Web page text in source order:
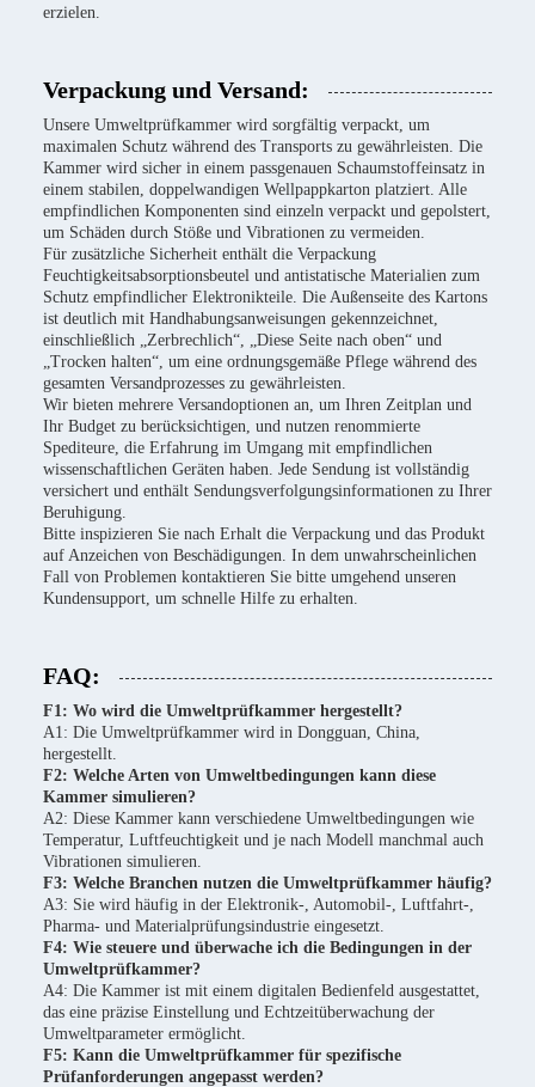
erzielen.
Verpackung und Versand:
Unsere Umweltprüfkammer wird sorgfältig verpackt, um
maximalen Schutz während des Transports zu gewährleisten. Die
Kammer wird sicher in einem passgenauen Schaumstoffeinsatz in
einem stabilen, doppelwandigen Wellpappkarton platziert. Alle
empfindlichen Komponenten sind einzeln verpackt und gepolstert,
um Schäden durch Stöße und Vibrationen zu vermeiden.
Für zusätzliche Sicherheit enthält die Verpackung
Feuchtigkeitsabsorptionsbeutel und antistatische Materialien zum
Schutz empfindlicher Elektronikteile. Die Außenseite des Kartons
ist deutlich mit Handhabungsanweisungen gekennzeichnet,
einschließlich „Zerbrechlich“, „Diese Seite nach oben“ und
„Trocken halten“, um eine ordnungsgemäße Pflege während des
gesamten Versandprozesses zu gewährleisten.
Wir bieten mehrere Versandoptionen an, um Ihren Zeitplan und
Ihr Budget zu berücksichtigen, und nutzen renommierte
Spediteure, die Erfahrung im Umgang mit empfindlichen
wissenschaftlichen Geräten haben. Jede Sendung ist vollständig
versichert und enthält Sendungsverfolgungsinformationen zu Ihrer
Beruhigung.
Bitte inspizieren Sie nach Erhalt die Verpackung und das Produkt
auf Anzeichen von Beschädigungen. In dem unwahrscheinlichen
Fall von Problemen kontaktieren Sie bitte umgehend unseren
Kundensupport, um schnelle Hilfe zu erhalten.
FAQ:
F1: Wo wird die Umweltprüfkammer hergestellt?
A1: Die Umweltprüfkammer wird in Dongguan, China,
hergestellt.
F2: Welche Arten von Umweltbedingungen kann diese
Kammer simulieren?
A2: Diese Kammer kann verschiedene Umweltbedingungen wie
Temperatur, Luftfeuchtigkeit und je nach Modell manchmal auch
Vibrationen simulieren.
F3: Welche Branchen nutzen die Umweltprüfkammer häufig?
A3: Sie wird häufig in der Elektronik-, Automobil-, Luftfahrt-,
Pharma- und Materialprüfungsindustrie eingesetzt.
F4: Wie steuere und überwache ich die Bedingungen in der
Umweltprüfkammer?
A4: Die Kammer ist mit einem digitalen Bedienfeld ausgestattet,
das eine präzise Einstellung und Echtzeitüberwachung der
Umweltparameter ermöglicht.
F5: Kann die Umweltprüfkammer für spezifische
Prüfanforderungen angepasst werden?